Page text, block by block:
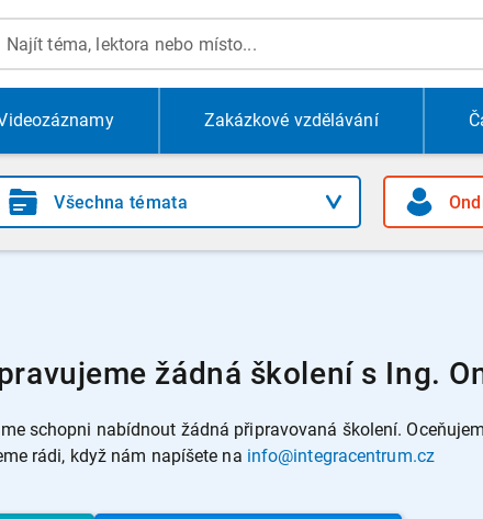
Zakázkové vzdělávání
žádná školení s Ing.
schopni nabídnout žádná připravovaná školení.
rádi, když nám napíšete na info@integracentrum.cz